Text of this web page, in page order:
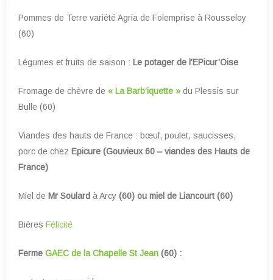
Pommes de Terre variété Agria de Folemprise à Rousseloy
(60)
Légumes et fruits de saison : Le potager de l’EPicur’Oise
Fromage de chèvre de « La Barb’iquette » du Plessis sur
Bulle (60)
Viandes des hauts de France : bœuf, poulet, saucisses,
porc de chez Epicure (Gouvieux 60 – viandes des Hauts de
France)
Miel de Mr Soulard à Arcy (60) ou miel de Liancourt (60)
Bières Félicité
Ferme GAEC de la Chapelle St Jean (60) :